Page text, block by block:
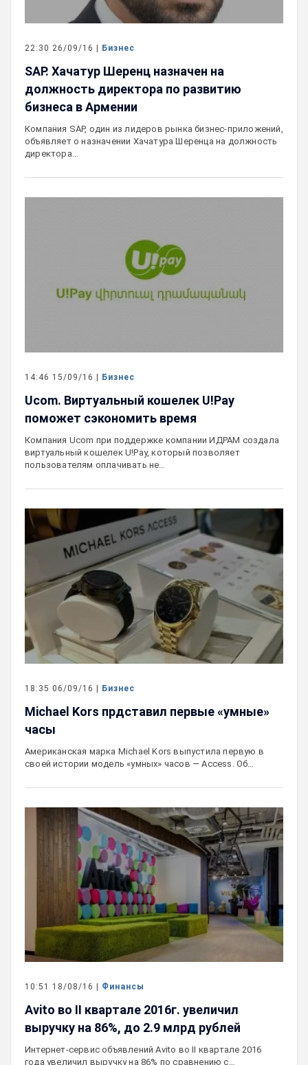
22:30 26/09/16 | Бизнес
SAP. Хачатур Шеренц назначен на
должность директора по развитию
бизнеса в Армении
Компания SAP, один из лидеров рынка бизнес-приложений,
объявляет о назначении Хачатура Шеренца на должность
директора…
14:46 15/09/16 | Бизнес
Ucom. Виртуальный кошелек U!Pay
поможет сэкономить время
Компания Ucom при поддержке компании ИДРАМ создала
виртуальный кошелек U!Pay, который позволяет
пользователям оплачивать не…
18:35 06/09/16 | Бизнес
Michael Kors прдставил первые «умные»
часы
Американская марка Michael Kors выпустила первую в
своей истории модель «умных» часов — Access. Об…
10:51 18/08/16 | Финансы
Avito во II квартале 2016г. увеличил
выручку на 86%, до 2.9 млрд рублей
Интернет-сервис объявлений Avito во II квартале 2016
года увеличил выручку на 86% по сравнению с…